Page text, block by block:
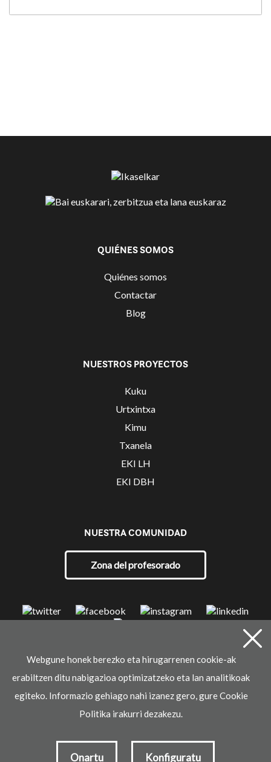
QUIÉNES SOMOS
Quiénes somos
Contactar
Blog
NUESTROS PROYECTOS
Kuku
Urtxintxa
Kimu
Txanela
EKI LH
EKI DBH
NUESTRA COMUNIDAD
Zona del profesorado
Desarrollado por
Webgune honek berezko eta hirugarrenen cookie-ak
erabiltzen ditu nabigazioa optimizatzeko eta lan analitikoak
egiteko. Informazio gehiago nahi izanez gero, gure Cookie
Politika irakurri dezakezu.
Onartu Konfiguratu